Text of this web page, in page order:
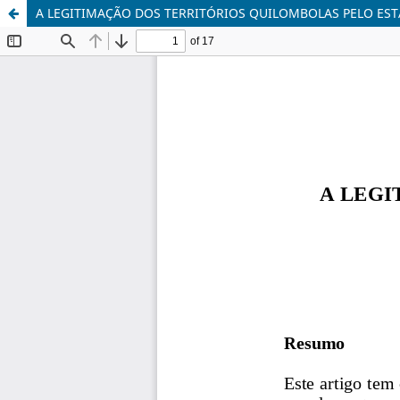
A LEGITIMAÇÃO DOS TERRITÓRIOS QUILOMBOLAS PELO